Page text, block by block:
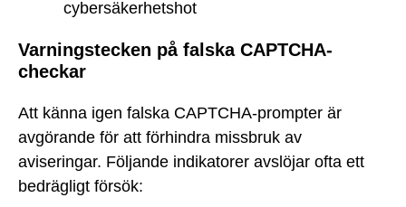
cybersäkerhetshot
Varningstecken på falska CAPTCHA-
checkar
Att känna igen falska CAPTCHA-prompter är
avgörande för att förhindra missbruk av
aviseringar. Följande indikatorer avslöjar ofta ett
bedrägligt försök: